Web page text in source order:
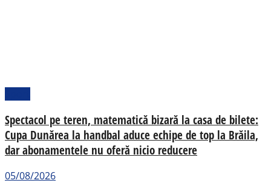
Spectacol pe teren, matematică bizară la casa de bilete:
Cupa Dunărea la handbal aduce echipe de top la Brăila,
dar abonamentele nu oferă nicio reducere
05/08/2026